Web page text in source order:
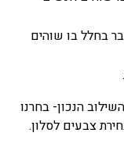
בחלל בו שוהים
הנכון- בחרנו
צבעים לסלון.